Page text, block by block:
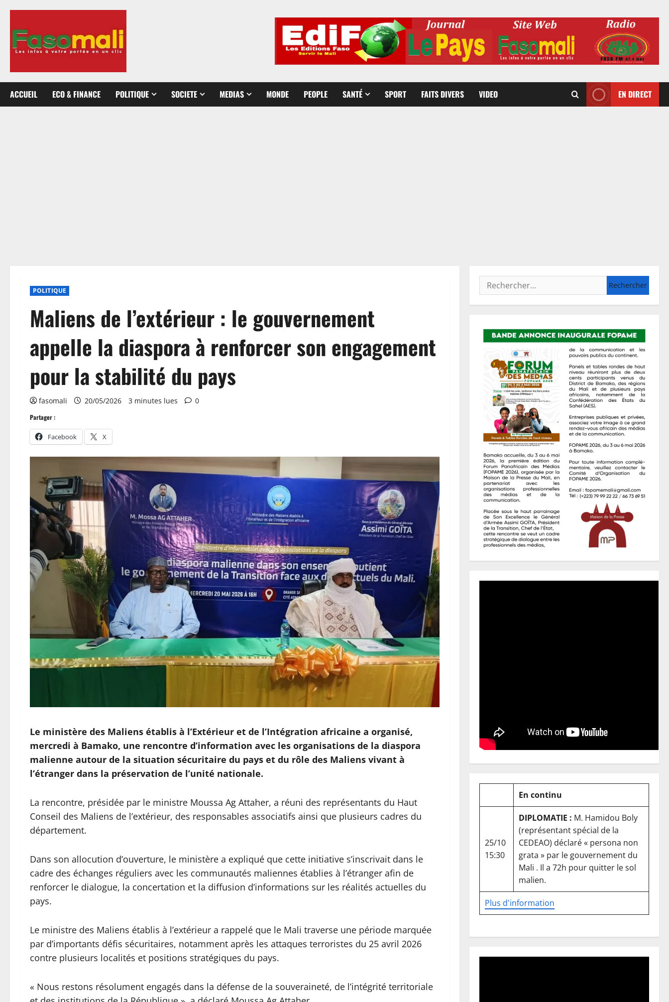
contenu
ACCUEIL ECO & FINANCE POLITIQUE SOCIETE MEDIAS MONDE PEOPLE SANTÉ SPORT FAITS DIVERS VIDEO EN DIRECT
POLITIQUE
Maliens de l’extérieur : le gouvernement
appelle la diaspora à renforcer son engagement
pour la stabilité du pays
fasomali 20/05/2026 3 minutes lues 0
Partager :
Facebook X
Le ministère des Maliens établis à l’Extérieur et de l’Intégration africaine a organisé,
mercredi à Bamako, une rencontre d’information avec les organisations de la diaspora
malienne autour de la situation sécuritaire du pays et du rôle des Maliens vivant à
l’étranger dans la préservation de l’unité nationale.
La rencontre, présidée par le ministre Moussa Ag Attaher, a réuni des représentants du Haut
Conseil des Maliens de l’extérieur, des responsables associatifs ainsi que plusieurs cadres du
département.
Dans son allocution d’ouverture, le ministère a expliqué que cette initiative s’inscrivait dans le
cadre des échanges réguliers avec les communautés maliennes établies à l’étranger afin de
renforcer le dialogue, la concertation et la diffusion d’informations sur les réalités actuelles du
pays.
Le ministre des Maliens établis à l’extérieur a rappelé que le Mali traverse une période marquée
par d’importants défis sécuritaires, notamment après les attaques terroristes du 25 avril 2026
contre plusieurs localités et positions stratégiques du pays.
« Nous restons résolument engagés dans la défense de la souveraineté, de l’intégrité territoriale
Rechercher :
En continu
Plus d'information
25/10
15:30
DIPLOMATIE : M. Hamidou Boly
(représentant spécial de la
CEDEAO) déclaré « persona non
grata » par le gouvernement du
Mali . Il a 72h pour quitter le sol
malien.